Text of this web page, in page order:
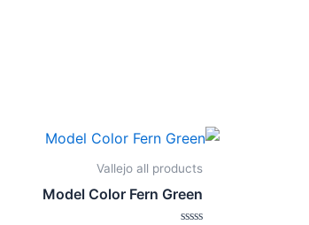
Vallejo all products
Model Color Fern Green